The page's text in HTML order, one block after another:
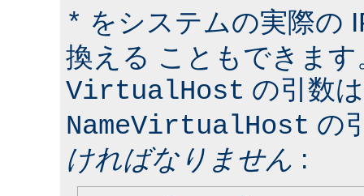
* をシステムの実際の
換える こともできま
VirtualHost の引数は
NameVirtualHost の
ければなりません :